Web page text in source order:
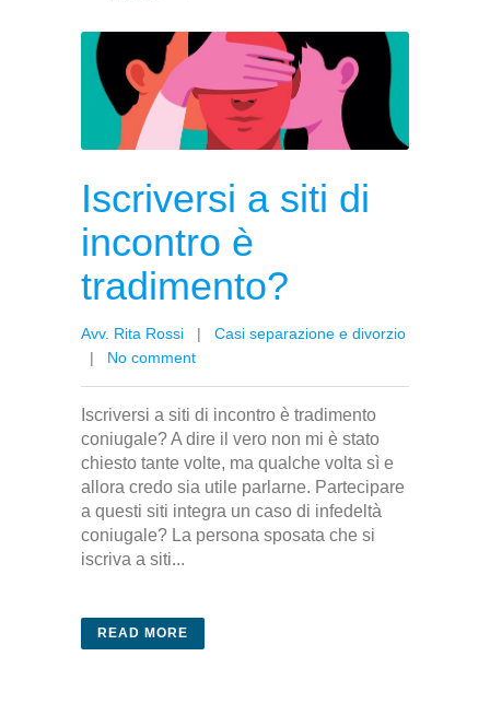
Iscriversi a siti di
incontro è
tradimento?
Avv. Rita Rossi | Casi separazione e divorzio
| No comment
Iscriversi a siti di incontro è tradimento
coniugale? A dire il vero non mi è stato
chiesto tante volte, ma qualche volta sì e
allora credo sia utile parlarne. Partecipare
a questi siti integra un caso di infedeltà
coniugale? La persona sposata che si
iscriva a siti...
READ MORE